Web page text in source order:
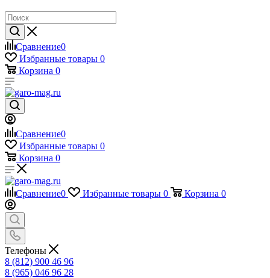
Сравнение0
Избранные товары 0
Корзина 0
Сравнение0
Избранные товары 0
Корзина 0
Сравнение0 Избранные товары 0 Корзина 0
Телефоны
8 (812) 900 46 96
8 (965) 046 96 28